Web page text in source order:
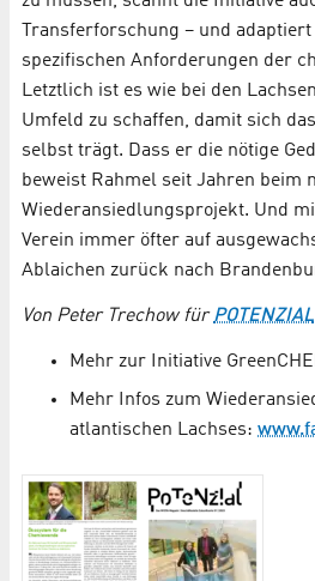
Transferforschung – und
spezifischen Anforderungen der
Letztlich ist es wie bei den
Umfeld zu schaffen, damit sich
selbst trägt. Dass er die nötige
beweist Rahmel seit Jahren beim
Wiederansiedlungsprojekt. Und
Verein immer öfter auf
Ablaichen zurück nach
Von Peter Trechow fürPOTENZIAL
Mehr zur Initiative
Mehr Infos zum
atlantischen Lachses: